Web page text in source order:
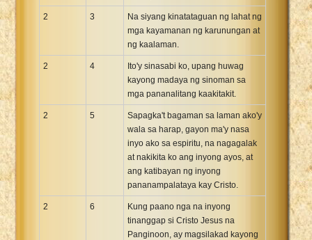
2 3
Na siyang kinatataguan ng lahat ng
mga kayamanan ng karunungan at
ng kaalaman.
2 4
Ito'y sinasabi ko, upang huwag
kayong madaya ng sinoman sa
mga pananalitang kaakitakit.
2 5
Sapagka't bagaman sa laman ako'y
wala sa harap, gayon ma'y nasa
inyo ako sa espiritu, na nagagalak
at nakikita ko ang inyong ayos, at
ang katibayan ng inyong
pananampalataya kay Cristo.
2 6
Kung paano nga na inyong
tinanggap si Cristo Jesus na
Panginoon, ay magsilakad kayong